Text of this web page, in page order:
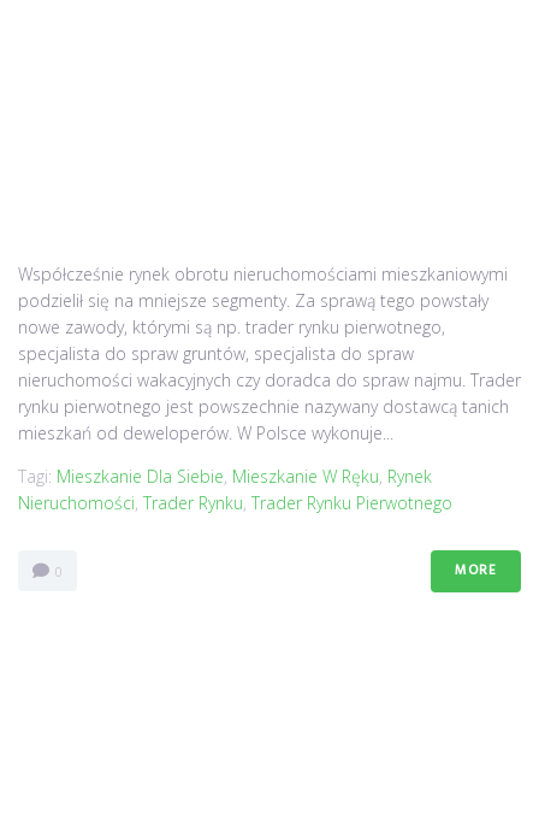
Współcześnie rynek obrotu nieruchomościami mieszkaniowymi
podzielił się na mniejsze segmenty. Za sprawą tego powstały
nowe zawody, którymi są np. trader rynku pierwotnego,
specjalista do spraw gruntów, specjalista do spraw
nieruchomości wakacyjnych czy doradca do spraw najmu. Trader
rynku pierwotnego jest powszechnie nazywany dostawcą tanich
mieszkań od deweloperów. W Polsce wykonuje...
Tagi: Mieszkanie Dla Siebie, Mieszkanie W Ręku, Rynek
Nieruchomości, Trader Rynku, Trader Rynku Pierwotnego
0 MORE